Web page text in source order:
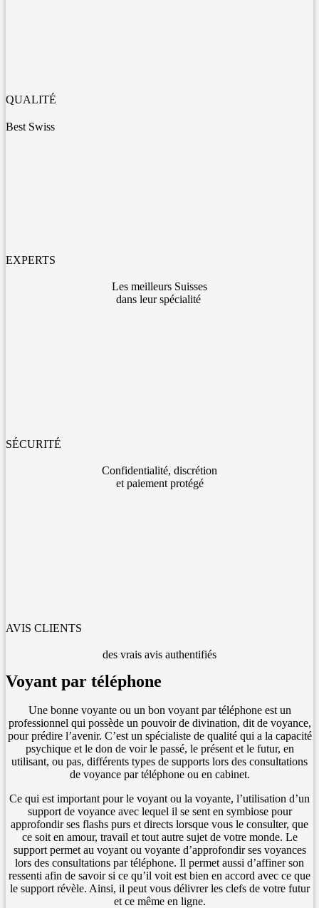
QUALITÉ
Best Swiss
EXPERTS
Les meilleurs Suisses
dans leur spécialité
SÉCURITÉ
Confidentialité, discrétion
et paiement protégé
AVIS CLIENTS
des vrais avis authentifiés
Voyant par téléphone
Une bonne voyante ou un bon voyant par téléphone est un
professionnel qui possède un pouvoir de divination, dit de voyance,
pour prédire l’avenir. C’est un spécialiste de qualité qui a la capacité
psychique et le don de voir le passé, le présent et le futur, en
utilisant, ou pas, différents types de supports lors des consultations
de voyance par téléphone ou en cabinet.
Ce qui est important pour le voyant ou la voyante, l’utilisation d’un
support de voyance avec lequel il se sent en symbiose pour
approfondir ses flashs purs et directs lorsque vous le consulter, que
ce soit en amour, travail et tout autre sujet de votre monde. Le
support permet au voyant ou voyante d’approfondir ses voyances
lors des consultations par téléphone. Il permet aussi d’affiner son
ressenti afin de savoir si ce qu’il voit est bien en accord avec ce que
le support révèle. Ainsi, il peut vous délivrer les clefs de votre futur
et ce même en ligne.